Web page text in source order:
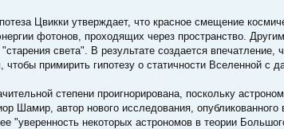
Цвикки утверждает, что красное смещение
фотонов, проходящих через пространство.
света". В результате создается впечатление,
примирить гипотезу о статичности Вселенной с
степени проигнорирована, поскольку
Шамир, автор нового исследования, опубликованного
"уверенность некоторых астрономов в теории